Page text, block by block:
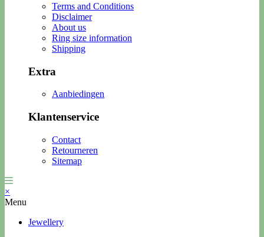
Terms and Conditions
Disclaimer
About us
Ring size information
Shipping
Extra
Aanbiedingen
Klantenservice
Contact
Retourneren
Sitemap
×
Menu
Jewellery